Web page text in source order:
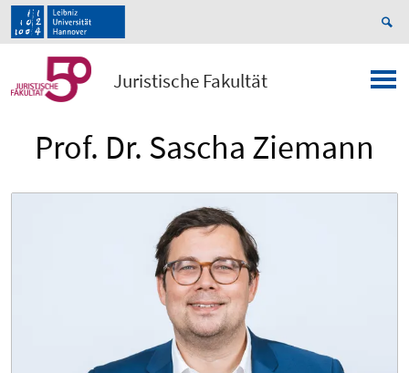
Juristische Fakultät
Prof. Dr. Sascha Ziemann